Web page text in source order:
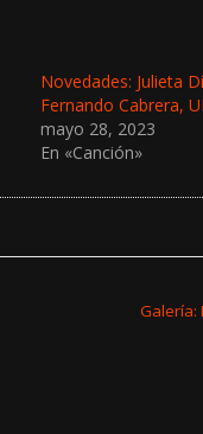
Novedades: Julieta
Fernando Cabrera,
mayo 28, 2023
En «Canción»
Galería: